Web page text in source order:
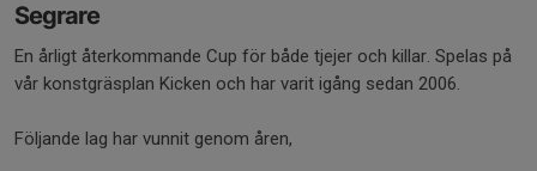
Segrare
En årligt återkommande Cup för både tjejer och killar. Spelas på
vår konstgräsplan Kicken och har varit igång sedan 2006.
Följande lag har vunnit genom åren,